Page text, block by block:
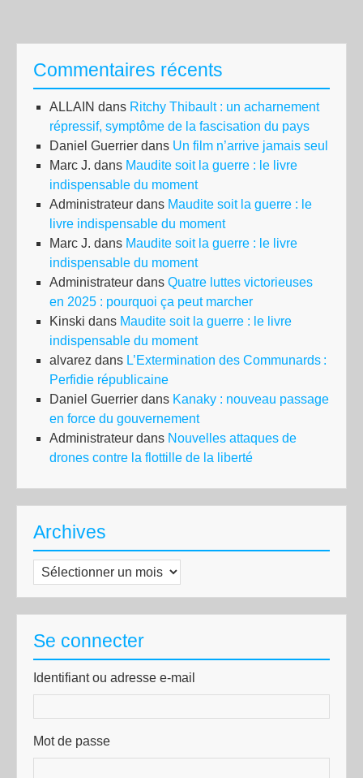
Commentaires récents
ALLAIN dans Ritchy Thibault : un acharnement
répressif, symptôme de la fascisation du pays
Daniel Guerrier dans Un film n’arrive jamais seul
Marc J. dans Maudite soit la guerre : le livre
indispensable du moment
Administrateur dans Maudite soit la guerre : le
livre indispensable du moment
Marc J. dans Maudite soit la guerre : le livre
indispensable du moment
Administrateur dans Quatre luttes victorieuses
en 2025 : pourquoi ça peut marcher
Kinski dans Maudite soit la guerre : le livre
indispensable du moment
alvarez dans L’Extermination des Communards :
Perfidie républicaine
Daniel Guerrier dans Kanaky : nouveau passage
en force du gouvernement
Administrateur dans Nouvelles attaques de
drones contre la flottille de la liberté
Archives
Archives
Se connecter
Identifiant ou adresse e-mail
Mot de passe